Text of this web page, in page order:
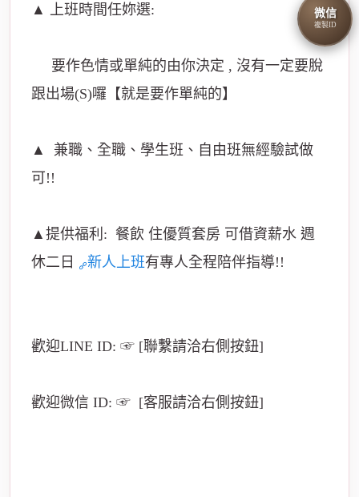
▲ 上班時間任妳選:
要作色情或單純的由你決定 , 沒有一定要脫
跟出場(S)囉【就是要作單純的】
▲ 兼職、全職、學生班、自由班無經驗試做
可!!
▲提供福利: 餐飲 住優質套房 可借資薪水 週
休二日
新人上班有專人全程陪伴指導!!
歡迎LINE ID: ☞ [聯繫請洽右側按鈕]
歡迎微信 ID: ☞ [客服請洽右側按鈕]
微信
複製ID